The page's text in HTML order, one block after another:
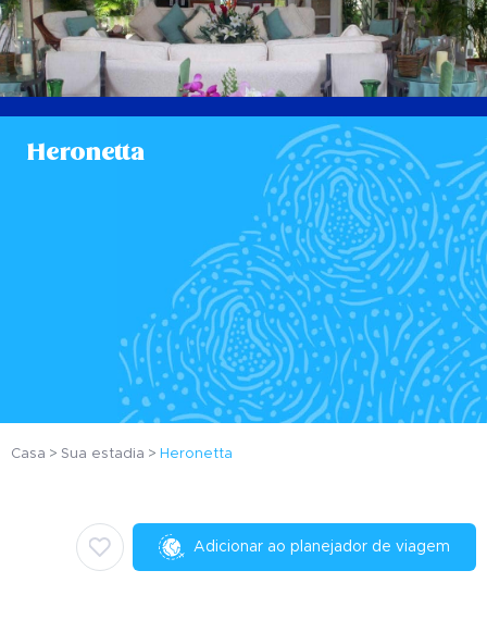
Heronetta
Casa Sua estadia Heronetta
Adicionar ao planejador de viagem